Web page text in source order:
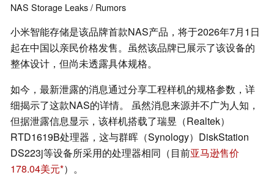
NAS Storage Leaks / Rumors
小米智能存储是该品牌首款NAS产品，将于2026年7月1日
起在中国以亲民价格发售。虽然该品牌已展示了该设备的
整体设计，但尚未透露具体规格。
如今，最新泄露的消息通过分享工程样机的规格参数，详
细揭示了这款NAS的详情。 虽然消息来源并不广为人知，
但据泄露信息显示，该样机搭载了瑞昱（Realtek）
RTD1619B处理器，这与群晖（Synology）DiskStation
DS223j等设备所采用的处理器相同（目前亚马逊售价
178.04美元 ）。